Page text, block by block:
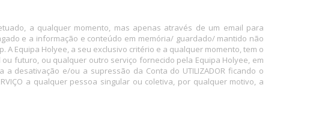
a qualquer momento, mas apenas através de um email para
e a informação e conteúdo em memória/ guardado/ mantido não
Equipa Holyee, a seu exclusivo critério e a qualquer momento, tem o
futuro, ou qualquer outro serviço fornecido pela Equipa Holyee, em
a desativação e/ou a supressão da Conta do UTILIZADOR ficando o
a qualquer pessoa singular ou coletiva, por qualquer motivo, a